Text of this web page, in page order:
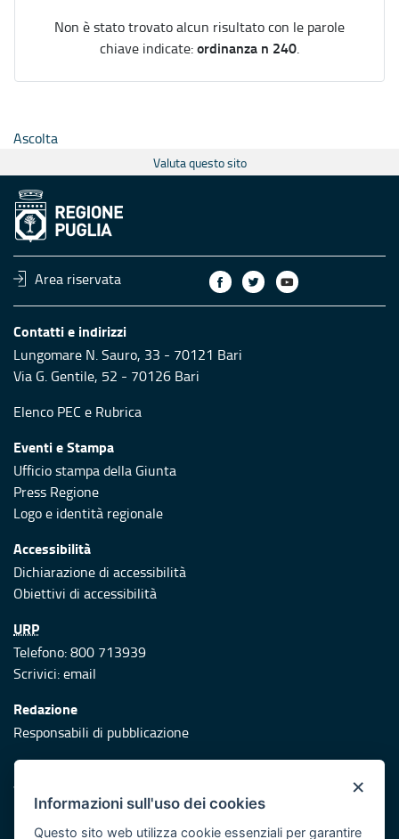
Non è stato trovato alcun risultato con le parole
chiave indicate:ordinanza n 240.
Ascolta
Valuta questo sito
Area riservata
Contatti e indirizzi
Lungomare N. Sauro, 33 - 70121 Bari
Via G. Gentile, 52 - 70126 Bari
Elenco PEC e Rubrica
Eventi e Stampa
Ufficio stampa della Giunta
Press Regione
Logo e identità regionale
Accessibilità
Dichiarazione di accessibilità
Obiettivi di accessibilità
URP
Telefono: 800 713939
Scrivici:email
Redazione
Responsabili di pubblicazione
Protezione civile
Vai al sito di Protezione Civile Puglia
Iniziativa finanziata con risorse del POR Puglia 2014/2020 -
×
Informazioni sull'uso dei cookies
Questo sito web utilizza cookie essenziali per garantire